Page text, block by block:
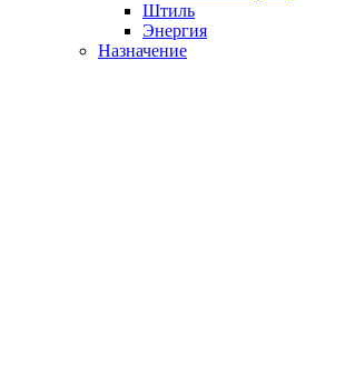
Штиль
Энергия
Назначение